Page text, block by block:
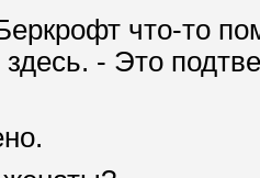
что-то
- Это